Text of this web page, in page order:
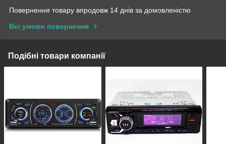
Повернення товару впродовж 14 днів за домовленістю
Всі умови повернення
Подібні товари компанії